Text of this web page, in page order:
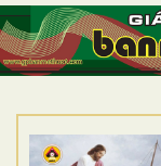
TRANG
GIỚI THIỆU
DÒNG TU